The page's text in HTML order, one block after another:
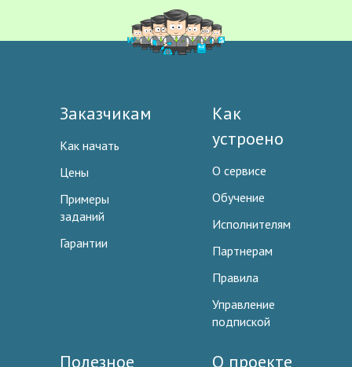
Заказчикам
Как начать
Цены
Примеры
заданий
Гарантии
Как
устроено
О сервисе
Обучение
Исполнителям
Партнерам
Правила
Управление
подпиской
Полезное О проекте